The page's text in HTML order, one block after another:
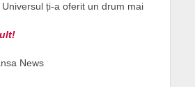
ți-a oferit un drum mai
News